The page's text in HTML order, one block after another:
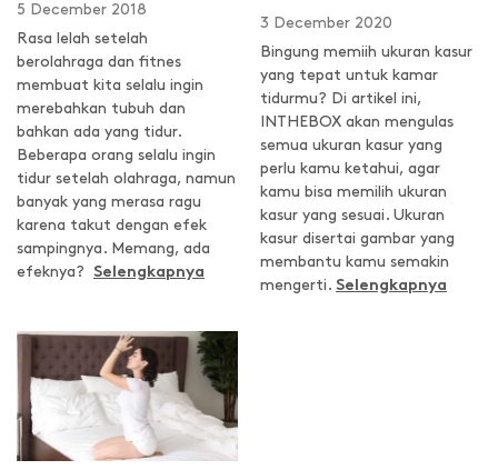
5 December 2018
Rasa lelah setelah
berolahraga dan fitnes
membuat kita selalu ingin
merebahkan tubuh dan
bahkan ada yang tidur.
Beberapa orang selalu ingin
tidur setelah olahraga, namun
banyak yang merasa ragu
karena takut dengan efek
sampingnya. Memang, ada
efeknya? Selengkapnya
3 December 2020
Bingung memiih ukuran kasur
yang tepat untuk kamar
tidurmu? Di artikel ini,
INTHEBOX akan mengulas
semua ukuran kasur yang
perlu kamu ketahui, agar
kamu bisa memilih ukuran
kasur yang sesuai. Ukuran
kasur disertai gambar yang
membantu kamu semakin
mengerti. Selengkapnya